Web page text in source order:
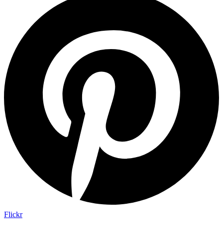
Flickr